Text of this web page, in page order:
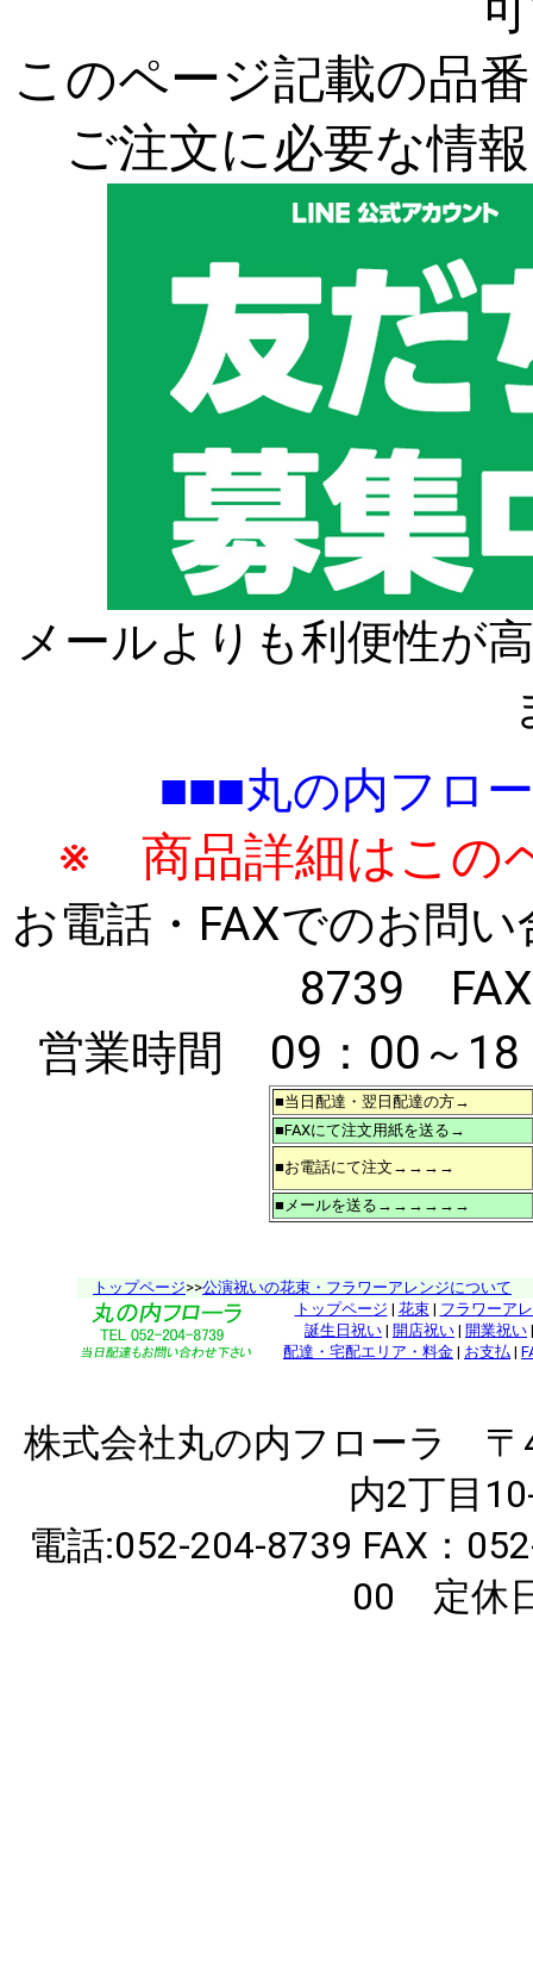
このページ記載の品
ご注文に必要な情
メールよりも利便性が
■■■丸の内フロ
※ 商品詳細はこの
お電話・FAXでのお問
8739 FAX
営業時間 09：00～
■当日配達・翌日配達の方→
■FAXにて注文用紙を送る→
■お電話にて注文→→→→
■メールを送る→→→→→→
トップページ>>公演祝いの花束・フラワーアレンジについて
トップページ | 花束| フラワーア
誕生日祝い | 開店祝い | 開業祝い
配達・宅配エリア・料金 | お支払 |
株式会社丸の内フローラ
内2丁目
電話:052-204-8739 FAX：
00 定休